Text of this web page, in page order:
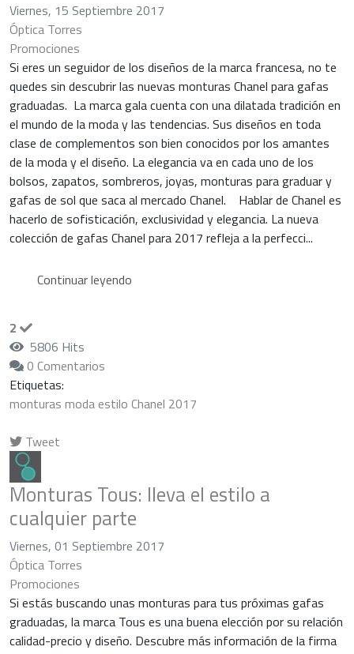
Viernes, 15 Septiembre 2017
Óptica Torres
Promociones
Si eres un seguidor de los diseños de la marca francesa, no te
quedes sin descubrir las nuevas monturas Chanel para gafas
graduadas. La marca gala cuenta con una dilatada tradición en
el mundo de la moda y las tendencias. Sus diseños en toda
clase de complementos son bien conocidos por los amantes
de la moda y el diseño. La elegancia va en cada uno de los
bolsos, zapatos, sombreros, joyas, monturas para graduar y
gafas de sol que saca al mercado Chanel. Hablar de Chanel es
hacerlo de sofisticación, exclusividad y elegancia. La nueva
colección de gafas Chanel para 2017 refleja a la perfecci...
Continuar leyendo
2
5806 Hits
0 Comentarios
Etiquetas:
monturas moda estilo Chanel 2017
Tweet
pinterest
Monturas Tous: lleva el estilo a
cualquier parte
Viernes, 01 Septiembre 2017
Óptica Torres
Promociones
Si estás buscando unas monturas para tus próximas gafas
graduadas, la marca Tous es una buena elección por su relación
calidad-precio y diseño. Descubre más información de la firma